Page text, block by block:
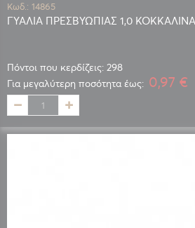
Κωδ.: 14865
ΓΥΑΛΙΑ ΠΡΕΣΒΥΩΠΙΑΣ 1,0
Πόντοι που κερδίζεις: 298
Για μεγαλύτερη ποσότητα έως: 0,97 €